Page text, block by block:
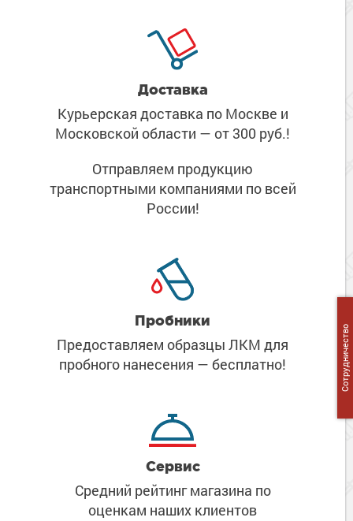
Доставка
Курьерская доставка по Москве и
Московской области — от 300 руб.!
Отправляем продукцию
транспортными компаниями по всей
России!
Пробники
Предоставляем образцы ЛКМ для
пробного нанесения — бесплатно!
Сервис
Средний рейтинг магазина по
оценкам наших клиентов
Сотрудничество